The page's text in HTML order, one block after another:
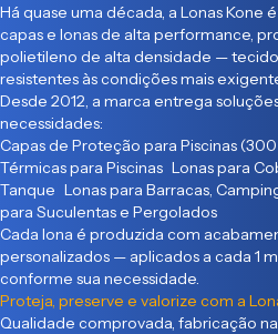
Há quase uma década, a Lonas Kone
capas e lonas de alta performance,
polietileno de alta densidade —
resistentes às condições mais
Desde 2012, a marca entrega
necessidades:
Capas de Proteção para Piscinas
Térmicas para Piscinas Lonas para
Tanque Lonas para Barracas,
para Suculentas e Pergolados
Cada lona é produzida com
personalizados — aplicados a cada 1
conforme sua necessidade.
Proteja, preserve e valorize com a
Qualidade comprovada, fabricação